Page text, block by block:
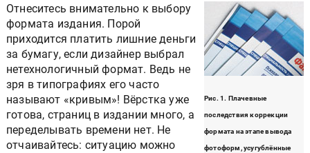
Рис. 1. Плачевные
последствия коррекции
формата на этапе вывода
фотоформ, усугублённые
Отнеситесь внимательно к выбору
формата издания. Порой
приходится платить лишние деньги
за бумагу, если дизайнер выбрал
нетехнологичный формат. Ведь не
зря в типографиях его часто
называют «кривым»! Вёрстка уже
готова, страниц в издании много, а
переделывать времени нет. Не
отчаивайтесь: ситуацию можно